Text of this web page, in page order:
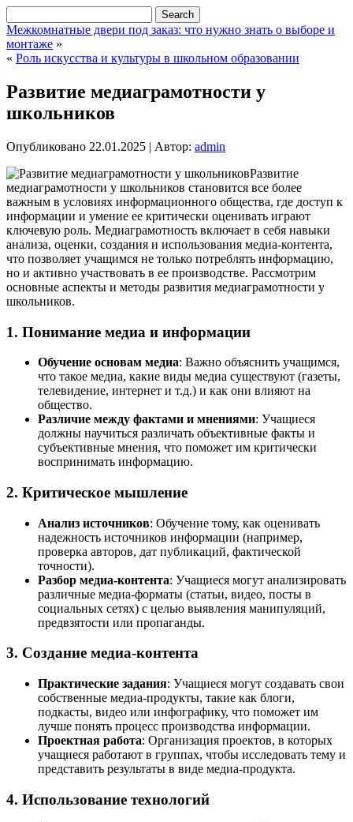
Межкомнатные двери под заказ: что нужно знать о выборе и
монтаже »
« Роль искусства и культуры в школьном образовании
Развитие медиаграмотности у
школьников
Опубликовано 22.01.2025 | Автор: admin
Развитие
медиаграмотности у школьников становится все более
важным в условиях информационного общества, где доступ к
информации и умение ее критически оценивать играют
ключевую роль. Медиаграмотность включает в себя навыки
анализа, оценки, создания и использования медиа-контента,
что позволяет учащимся не только потреблять информацию,
но и активно участвовать в ее производстве. Рассмотрим
основные аспекты и методы развития медиаграмотности у
школьников.
1. Понимание медиа и информации
Обучение основам медиа: Важно объяснить учащимся,
что такое медиа, какие виды медиа существуют (газеты,
телевидение, интернет и т.д.) и как они влияют на
общество.
Различие между фактами и мнениями: Учащиеся
должны научиться различать объективные факты и
субъективные мнения, что поможет им критически
воспринимать информацию.
2. Критическое мышление
Анализ источников: Обучение тому, как оценивать
надежность источников информации (например,
проверка авторов, дат публикаций, фактической
точности).
Разбор медиа-контента: Учащиеся могут анализировать
различные медиа-форматы (статьи, видео, посты в
социальных сетях) с целью выявления манипуляций,
предвзятости или пропаганды.
3. Создание медиа-контента
Практические задания: Учащиеся могут создавать свои
собственные медиа-продукты, такие как блоги,
подкасты, видео или инфографику, что поможет им
лучше понять процесс производства информации.
Проектная работа: Организация проектов, в которых
учащиеся работают в группах, чтобы исследовать тему и
представить результаты в виде медиа-продукта.
4. Использование технологий